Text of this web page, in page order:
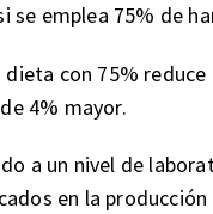
se emplea 75% de
con 75%
4% mayor.
a un nivel de
en la